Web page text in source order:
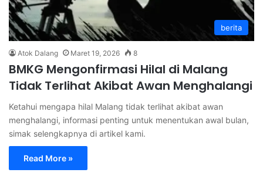
berita
Atok Dalang Maret 19, 2026 8
BMKG Mengonfirmasi Hilal di Malang
Tidak Terlihat Akibat Awan Menghalangi
Ketahui mengapa hilal Malang tidak terlihat akibat awan
menghalangi, informasi penting untuk menentukan awal bulan,
simak selengkapnya di artikel kami.
Read More »